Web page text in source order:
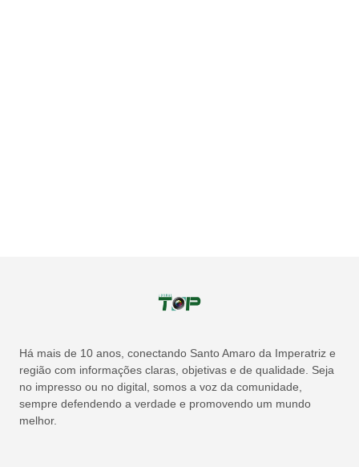
Há mais de 10 anos, conectando Santo Amaro da Imperatriz e
região com informações claras, objetivas e de qualidade. Seja
no impresso ou no digital, somos a voz da comunidade,
sempre defendendo a verdade e promovendo um mundo
melhor.